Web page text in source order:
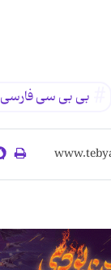
بی بی سی فارسی